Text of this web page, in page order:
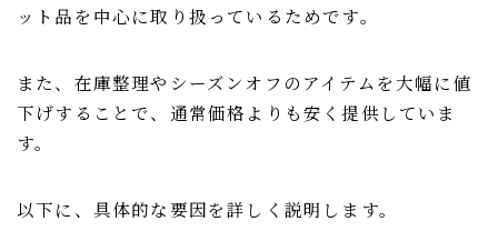
ット品を中心に取り扱っているためです。
また、在庫整理やシーズンオフのアイテムを大幅に値
下げすることで、通常価格よりも安く提供していま
す。
以下に、具体的な要因を詳しく説明します。